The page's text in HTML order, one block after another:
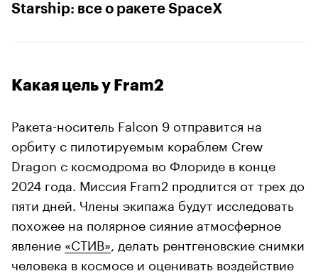
Starship: все о ракете SpaceX
Какая цель у Fram2
Ракета-носитель Falcon 9 отправится на
орбиту с пилотируемым кораблем Crew
Dragon с космодрома во Флориде в конце
2024 года. Миссия Fram2 продлится от трех до
пяти дней. Члены экипажа будут исследовать
похожее на полярное сияние атмосферное
явление «СТИВ» , делать рентгеновские снимки
человека в космосе и оценивать воздействие